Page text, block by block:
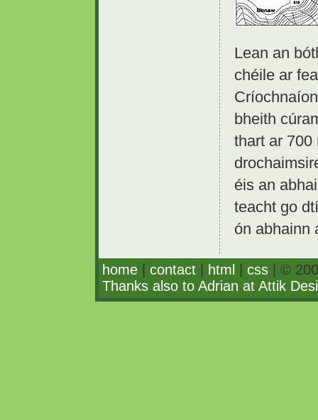
Lean an
chéile ar
bheith
thart ar 700
éis an
teacht go
ón abhainn
home contact html css | ©
Thanks also to Adrian at Attik